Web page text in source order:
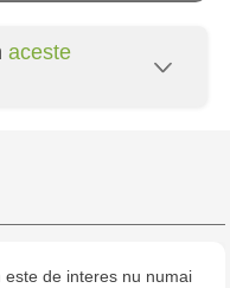
aceste
6
de interes nu numai